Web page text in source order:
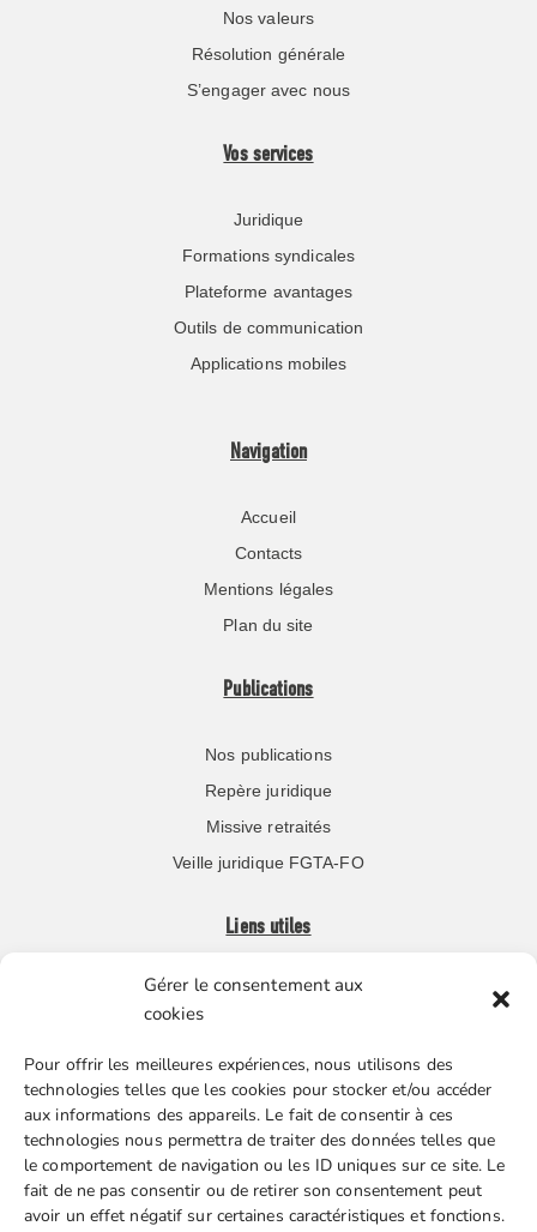
Gérer le consentement aux
cookies
Pour offrir les meilleures expériences, nous utilisons des
technologies telles que les cookies pour stocker et/ou accéder
aux informations des appareils. Le fait de consentir à ces
technologies nous permettra de traiter des données telles que
le comportement de navigation ou les ID uniques sur ce site. Le
fait de ne pas consentir ou de retirer son consentement peut
avoir un effet négatif sur certaines caractéristiques et fonctions.
Nos valeurs
Résolution générale
S’engager avec nous
Vos services
Juridique
Formations syndicales
Plateforme avantages
Outils de communication
Applications mobiles
Navigation
Accueil
Contacts
Mentions légales
Plan du site
Publications
Nos publications
Repère juridique
Missive retraités
Veille juridique FGTA-FO
Liens utiles
Boutique en ligne
Nos partenaires
Gestion des cookies
FGTA-FO / 15 avenue Victor Hugo – 92170 Vanves / 01 86